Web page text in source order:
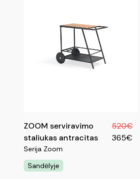
ZOOM serviravimo
staliukas antracitas
520€
365€
Serija Zoom
Sandėlyje